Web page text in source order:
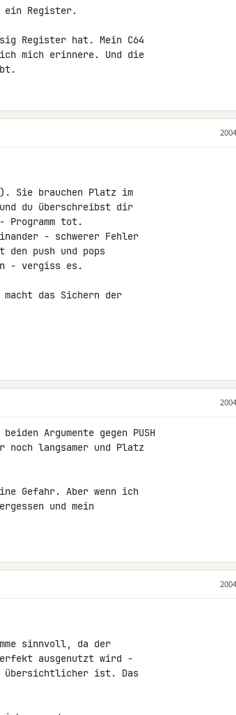
ein Register.
Register hat. Mein C64
mich erinnere. Und die
Sie brauchen Platz im
du überschreibst dir
Programm tot.
- schwerer Fehler
push und pops
- vergiss es.
das Sichern der
Argumente gegen PUSH
langsamer und Platz
Gefahr. Aber wenn ich
und mein
sinnvoll, da der
ausgenutzt wird -
übersichtlicher ist. Das